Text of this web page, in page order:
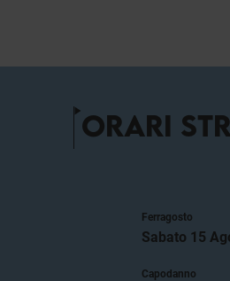
ORARI
Ferragosto
Sabato 15
Capodanno